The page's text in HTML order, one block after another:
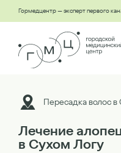
Гормедцентр — эксперт первого
Пересадка волос
Лечение
в Сухом Логу